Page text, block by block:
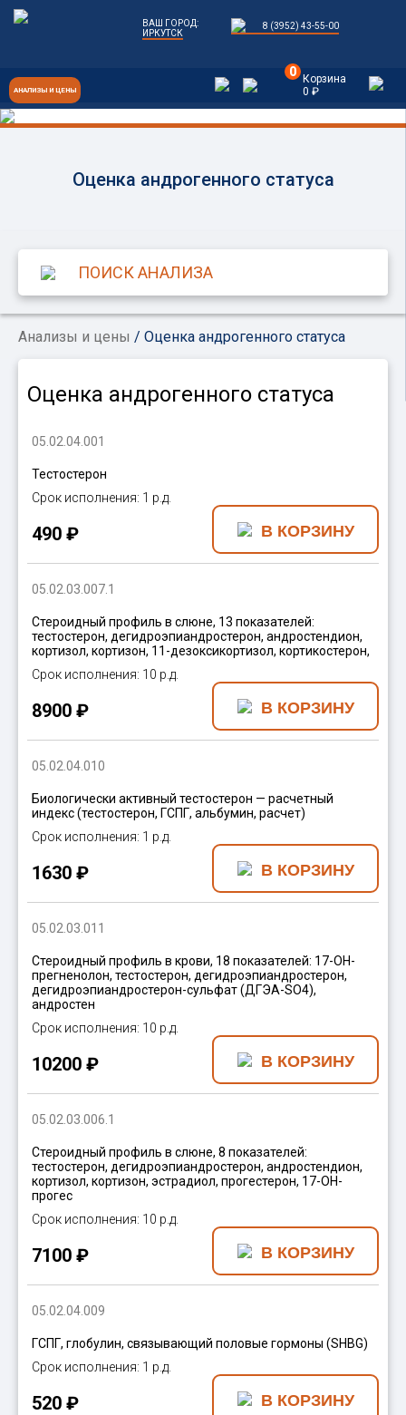
АНАЛИЗЫ И ЦЕНЫ
ВАШ ГОРОД:
ИРКУТСК
8 (3952) 43-55-00
Корзина
0 ₽
0
Оценка андрогенного статуса
Анализы и цены / Оценка андрогенного статуса
Оценка андрогенного статуса
05.02.04.001
Тестостерон
1 р.д.
490 ₽
05.02.03.007.1
Стероидный профиль в слюне, 13 показателей:
тестостерон, дегидроэпиандростерон, андростендион,
кортизол, кортизон, 11-дезоксикортизол, кортикостерон,
10 р.д.
8900 ₽
05.02.04.010
Биологически активный тестостерон — расчетный
индекс (тестостерон, ГСПГ, альбумин, расчет)
1 р.д.
1630 ₽
05.02.03.011
Стероидный профиль в крови, 18 показателей: 17-ОН-
прегненолон, тестостерон, дегидроэпиандростерон,
дегидроэпиандростерон-сульфат (ДГЭА-SO4),
андростен
10 р.д.
10200 ₽
05.02.03.006.1
Стероидный профиль в слюне, 8 показателей:
тестостерон, дегидроэпиандростерон, андростендион,
кортизол, кортизон, эстрадиол, прогестерон, 17-ОН-
прогес
10 р.д.
7100 ₽
05.02.04.009
ГСПГ, глобулин, связывающий половые гормоны (SHBG)
1 р.д.
520 ₽